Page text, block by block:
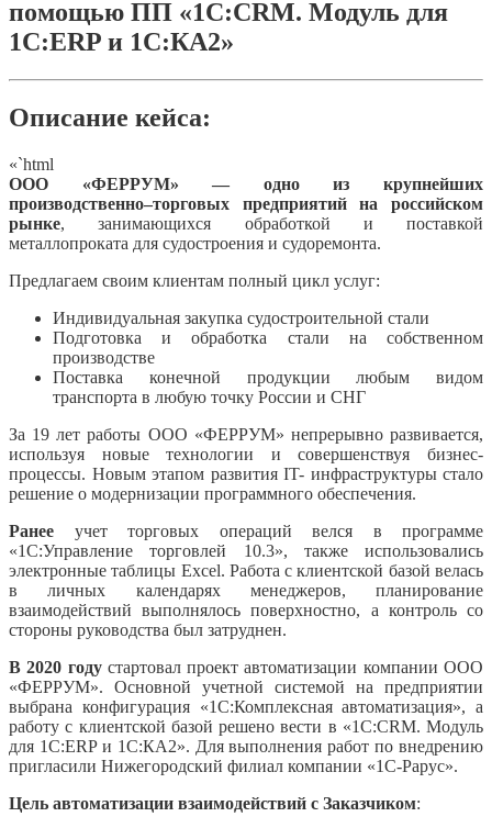
помощью ПП «1С:CRM. Модуль для
1С:ERP и 1С:КА2»
Описание кейса:
«`html
ООО «ФЕРРУМ» — одно из крупнейших
производственно–торговых предприятий на российском
рынке, занимающихся обработкой и поставкой
металлопроката для судостроения и судоремонта.
Предлагаем своим клиентам полный цикл услуг:
Индивидуальная закупка судостроительной стали
Подготовка и обработка стали на собственном
производстве
Поставка конечной продукции любым видом
транспорта в любую точку России и СНГ
За 19 лет работы ООО «ФЕРРУМ» непрерывно развивается,
используя новые технологии и совершенствуя бизнес-
процессы. Новым этапом развития IT- инфраструктуры стало
решение о модернизации программного обеспечения.
Ранее учет торговых операций велся в программе
«1С:Управление торговлей 10.3», также использовались
электронные таблицы Exсel. Работа с клиентской базой велась
в личных календарях менеджеров, планирование
взаимодействий выполнялось поверхностно, а контроль со
стороны руководства был затруднен.
В 2020 годустартовал проект автоматизации компании ООО
«ФЕРРУМ». Основной учетной системой на предприятии
выбрана конфигурация «1C:Комплексная автоматизация», а
работу с клиентской базой решено вести в «1С:CRM. Модуль
для 1С:ERP и 1С:КА2». Для выполнения работ по внедрению
пригласили Нижегородский филиал компании «1С-Рарус».
Цель автоматизации взаимодействий с Заказчиком: